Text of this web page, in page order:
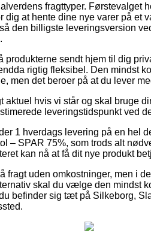
fragttyper. Førstevalget
dig at hente dine nye varer på et
den billigste leveringsversion
produkterne sendt hjem til dig
rigtig fleksibel. Den mindst
men det beroer på at du lever
hvis vi står og skal bruge
leveringstidspunkt ved
1 hverdags levering på en hel
– SPAR 75%, som trods alt
kan nå at få dit nye produkt
fragt uden omkostninger, men i
skal du vælge den mindst
befinder sig tæt på Silkeborg,